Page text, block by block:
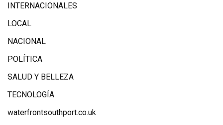
INTERNACIONALES
LOCAL
NACIONAL
POLÍTICA
SALUD Y BELLEZA
TECNOLOGÍA
waterfrontsouthport.co.uk